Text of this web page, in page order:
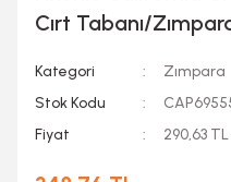
Cırt Tabanı/
Kategori
Zımpara
Stok Kodu
Fiyat
290,63